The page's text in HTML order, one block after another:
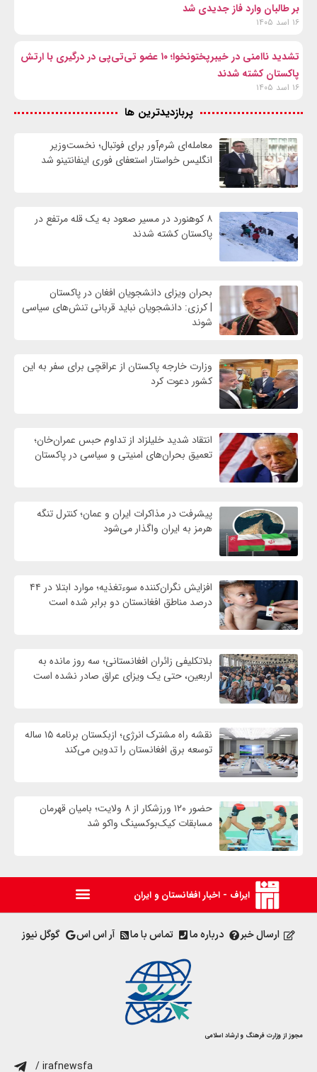
بر طالبان وارد فاز جدیدی شد
۱۶ اسد ۱۴۰۵
تشدید ناامنی در خیبرپختونخوا؛ ۱۰ عضو تی‌تی‌پی در درگیری با ارتش
پاکستان کشته شدند
۱۶ اسد ۱۴۰۵
پربازدیدترین ها
معامله‌ای شرم‌آور برای فوتبال؛ نخست‌وزیر
انگلیس خواستار استعفای فوری اینفانتینو شد
۸ کوهنورد در مسیر صعود به یک قله مرتفع در
پاکستان کشته شدند
بحران ویزای دانشجویان افغان در پاکستان
| کرزی: دانشجویان نباید قربانی تنش‌های سیاسی
شوند
وزارت خارجه پاکستان از عراقچی برای سفر به این
کشور دعوت کرد
انتقاد شدید خلیلزاد از تداوم حبس عمران‌خان؛
تعمیق بحران‌های امنیتی و سیاسی در پاکستان
پیشرفت در مذاکرات ایران و عمان؛ کنترل تنگه
هرمز به ایران واگذار می‌شود
افزایش نگران‌کننده سوءتغذیه؛ موارد ابتلا در ۴۴
درصد مناطق افغانستان دو برابر شده است
بلاتکلیفی زائران افغانستانی؛ سه روز مانده به
اربعین، حتی یک ویزای عراق صادر نشده است
نقشه راه مشترک انرژی؛ ازبکستان برنامه ۱۵ ساله
توسعه برق افغانستان را تدوین می‌کند
حضور ۱۲۰ ورزشکار از ۸ ولایت؛ بامیان قهرمان
مسابقات کیک‌بوکسینگ واکو شد
ایراف - اخبار افغانستان و ایران
ارسال خبر درباره ما تماس با ما آر اس اس گوگل نیوز
مجوز از وزارت فرهنگ و ارشاد اسلامی
/ irafnewsfa